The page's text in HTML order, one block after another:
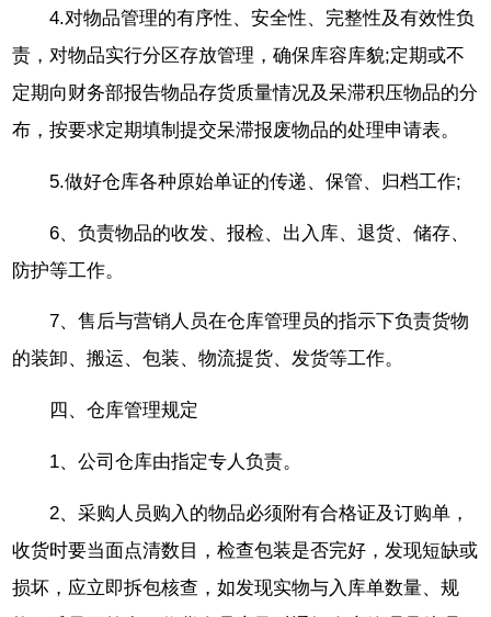
4.对物品管理的有序性、安全性、完整性及有效性负
责，对物品实行分区存放管理，确保库容库貌;定期或不
定期向财务部报告物品存货质量情况及呆滞积压物品的分
布，按要求定期填制提交呆滞报废物品的处理申请表。
5.做好仓库各种原始单证的传递、保管、归档工作;
6、负责物品的收发、报检、出入库、退货、储存、
防护等工作。
7、售后与营销人员在仓库管理员的指示下负责货物
的装卸、搬运、包装、物流提货、发货等工作。
四、仓库管理规定
1、公司仓库由指定专人负责。
2、采购人员购入的物品必须附有合格证及订购单，
收货时要当面点清数目，检查包装是否完好，发现短缺或
损坏，应立即拆包核查，如发现实物与入库单数量、规